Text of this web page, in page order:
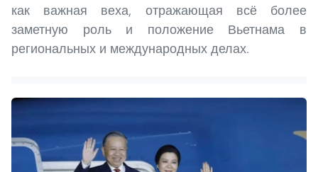
как важная веха, отражающая всё более
заметную роль и положение Вьетнама в
региональных и международных делах.